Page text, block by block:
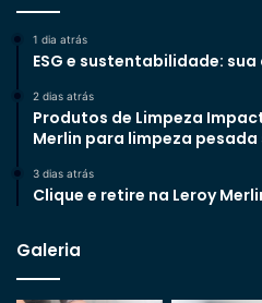
1 dia atrás
ESG e sustentabilidade:
2 dias atrás
Produtos de Limpeza
Merlin para limpeza
3 dias atrás
Clique e retire na Leroy
Galeria